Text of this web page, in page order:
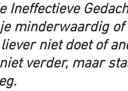
Ineffectieve
minderwaardig of
niet doet of
verder, maar